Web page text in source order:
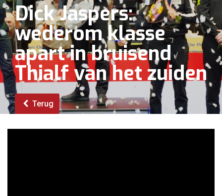
Dick Jaspers:
wederom klasse
apart in bruisend
Thialf van het zuiden
Terug